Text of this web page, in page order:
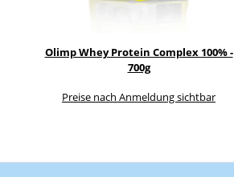
Olimp Whey Protein Complex 100% -
700g
Preise nach Anmeldung sichtbar